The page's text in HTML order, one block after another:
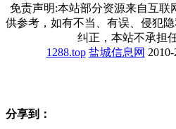
免责声明:本站部分资源来自互联
供参考，如有不当、有误、侵犯
纠正，本站不承担
1288.top 盐城信息网
分享到：